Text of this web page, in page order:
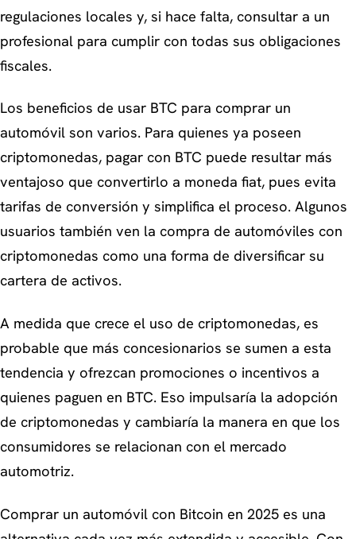
regulaciones locales y, si hace falta, consultar a un
profesional para cumplir con todas sus obligaciones
fiscales.
Los beneficios de usar BTC para comprar un
automóvil son varios. Para quienes ya poseen
criptomonedas, pagar con BTC puede resultar más
ventajoso que convertirlo a moneda fiat, pues evita
tarifas de conversión y simplifica el proceso. Algunos
usuarios también ven la compra de automóviles con
criptomonedas como una forma de diversificar su
cartera de activos.
A medida que crece el uso de criptomonedas, es
probable que más concesionarios se sumen a esta
tendencia y ofrezcan promociones o incentivos a
quienes paguen en BTC. Eso impulsaría la adopción
de criptomonedas y cambiaría la manera en que los
consumidores se relacionan con el mercado
automotriz.
Comprar un automóvil con Bitcoin en 2025 es una